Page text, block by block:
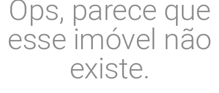
Ops, parece que
esse imóvel não
existe.